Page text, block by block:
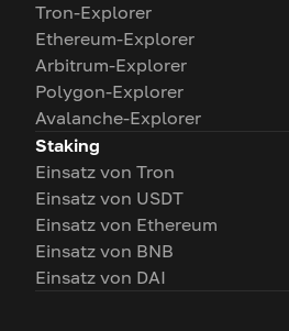
Tron-Explorer
Ethereum-Explorer
Arbitrum-Explorer
Polygon-Explorer
Avalanche-Explorer
Staking
Einsatz von Tron
Einsatz von USDT
Einsatz von Ethereum
Einsatz von BNB
Einsatz von DAI